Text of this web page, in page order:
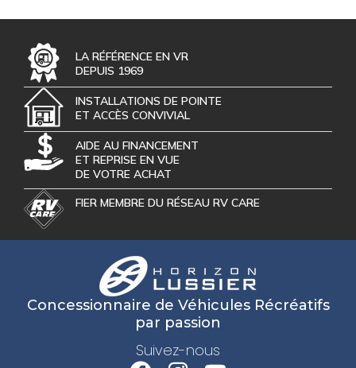
LA RÉFÉRENCE EN VR
DEPUIS 1969
INSTALLATIONS DE POINTE
ET ACCÈS CONVIVIAL
AIDE AU FINANCEMENT
ET REPRISE EN VUE
DE VOTRE ACHAT
FIER MEMBRE DU RÉSEAU RV CARE
Concessionnaire de Véhicules Récréatifs
par passion
Suivez-nous